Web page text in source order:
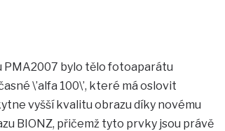
bylo tělo fotoaparátu
\’alfa 100\’, které má oslovit
vyšší kvalitu obrazu díky novému
BIONZ, přičemž tyto prvky jsou právě